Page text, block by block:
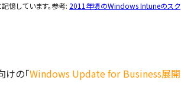
憶しています。参考: 2011年頃のWindows Intuneのスク
の「Windows Update for Business展開